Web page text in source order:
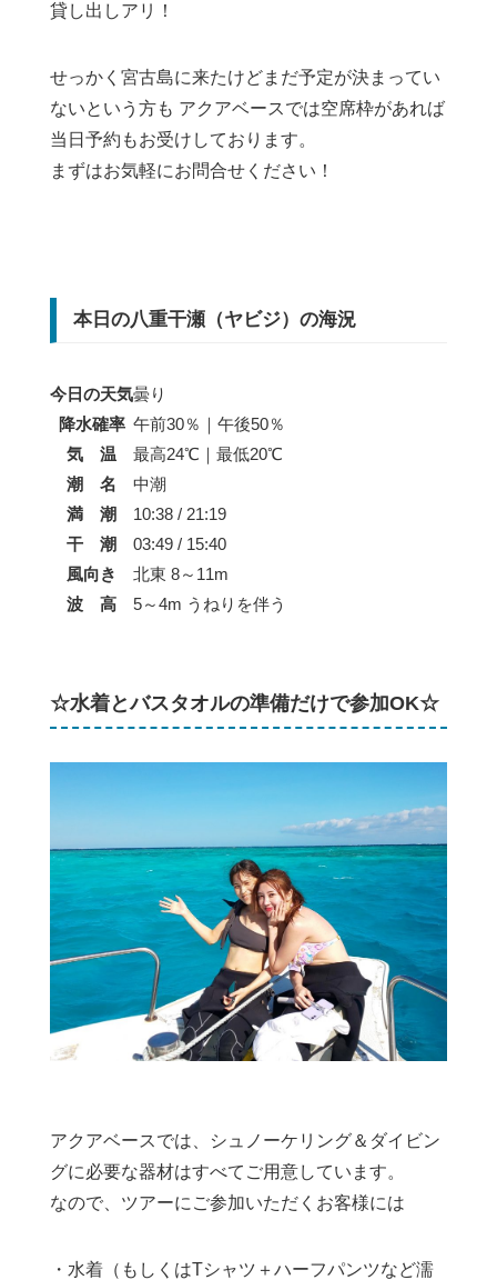
貸し出しアリ！
せっかく宮古島に来たけどまだ予定が決まってい
ないという方も アクアベースでは空席枠があれば
当日予約もお受けしております。
まずはお気軽にお問合せください！
本日の八重干瀬（ヤビジ）の海況
今日の天気曇り
降水確率 午前30％｜午後50％
気 温
最高24℃｜最低20℃
潮 名
中潮
満 潮
10:38 / 21:19
干 潮
03:49 / 15:40
風向き
北東 8～11m
波 高
5～4m うねりを伴う
☆水着とバスタオルの準備だけで参加OK☆
アクアベースでは、シュノーケリング＆ダイビン
グに必要な器材はすべてご用意しています。
なので、ツアーにご参加いただくお客様には
・水着（もしくはTシャツ＋ハーフパンツなど濡